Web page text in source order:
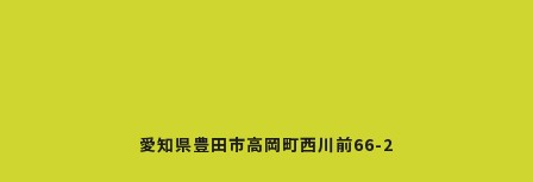
愛知県豊田市高岡町西川前66-2